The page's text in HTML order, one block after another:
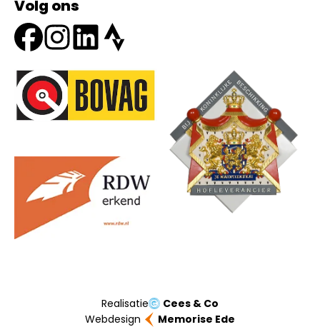
Volg ons
Onze partners
Realisatie
Cees & Co
Webdesign
Memorise Ede